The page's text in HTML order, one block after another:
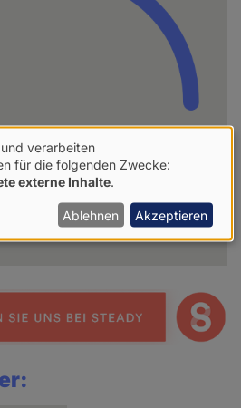
Autoren
verarbeiten
für die folgenden Zwecke:
externe Inhalte.
Ablehnen Akzeptieren